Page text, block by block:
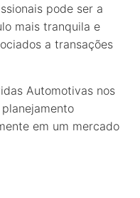
pode ser a
mais tranquila e
a transações
Automotivas nos
em um mercado